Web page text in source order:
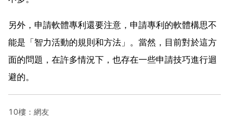
另外，申請軟體專利還要注意，申請專利的軟體構思不
能是「智力活動的規則和方法」。當然，目前對於這方
面的問題，在許多情況下，也存在一些申請技巧進行迴
避的。
10樓：網友